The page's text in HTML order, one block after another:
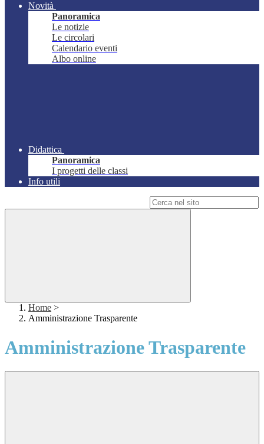
Novità
Panoramica
Le notizie
Le circolari
Calendario eventi
Albo online
Didattica
Panoramica
I progetti delle classi
Info utili
Home >
Amministrazione Trasparente
Amministrazione Trasparente